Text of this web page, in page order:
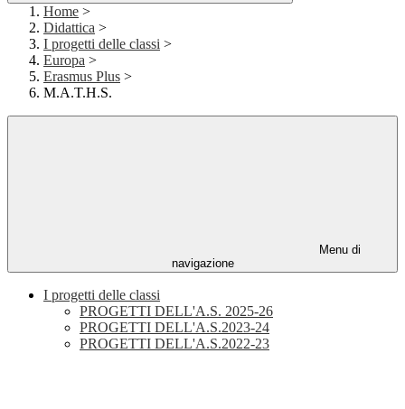
Home >
Didattica >
I progetti delle classi >
Europa >
Erasmus Plus >
M.A.T.H.S.
Menu di
navigazione
I progetti delle classi
PROGETTI DELL'A.S. 2025-26
PROGETTI DELL'A.S.2023-24
PROGETTI DELL'A.S.2022-23